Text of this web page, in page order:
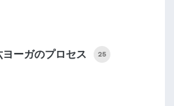
ーガのプロセス 25